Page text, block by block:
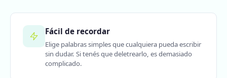
Fácil de recordar
Elige palabras simples que cualquiera pueda escribir
sin dudar. Si tenés que deletrearlo, es demasiado
complicado.